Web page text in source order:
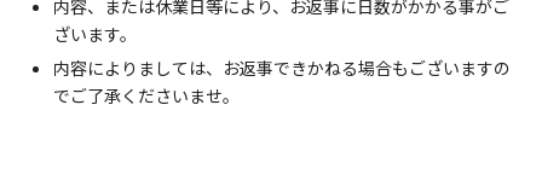
内容、または休業日等により、お返事に日数がかかる事がご
ざいます。
内容によりましては、お返事できかねる場合もございますの
でご了承くださいませ。